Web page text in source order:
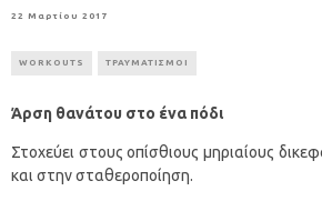
22 Μαρτίου 2017
WORKOUTS ΤΡΑΥΜΑΤΙΣΜΟΙ
Άρση θανάτου στο ένα πόδι
Στοχεύει στους οπίσθιους μηριαίους
και στην σταθεροποίηση.